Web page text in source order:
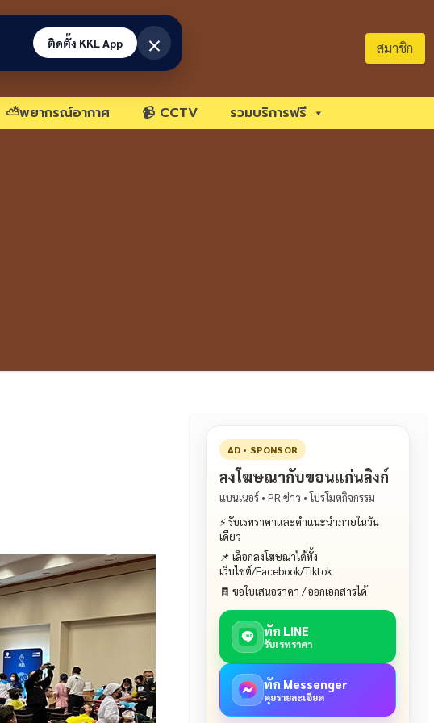
สมาชิก
⛅พยากรณ์อากาศ 📹 CCTV รวมบริการฟรี
AD • SPONSOR
ลงโฆษณากับขอนแก่นลิงก์
แบนเนอร์ • PR ข่าว • โปรโมตกิจกรรม
⚡ รับเรทราคาและคำแนะนำภายในวัน
เดียว
📌 เลือกลงโฆษณาได้ทั้ง
เว็บไซต์/Facebook/Tiktok
🧾 ขอใบเสนอราคา / ออกเอกสารได้
ทัก LINE
รับเรทราคา
ทัก Messenger
คุยรายละเอียด
ติดตั้ง KKL App ×